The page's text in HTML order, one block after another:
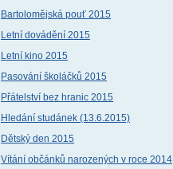
Bartolomějská pouť 2015
Letní dovádění 2015
Letní kino 2015
Pasování školáčků 2015
Přátelství bez hranic 2015
Hledání studánek (13.6.2015)
Dětský den 2015
Vítání občánků narozených v roce 2014